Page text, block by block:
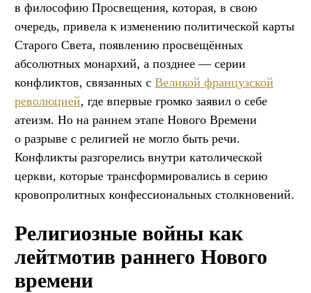
в философию Просвещения, которая, в свою
очередь, привела к изменению политической карты
Старого Света, появлению просвещённых
абсолютных монархий, а позднее — серии
конфликтов, связанных с Великой французской
революцией, где впервые громко заявил о себе
атеизм. Но на раннем этапе Нового Времени
о разрыве с религией не могло быть речи.
Конфликты разгорелись внутри католической
церкви, которые трансформировались в серию
кровопролитных конфессиональных столкновений.
Религиозные войны как
лейтмотив раннего Нового
времени